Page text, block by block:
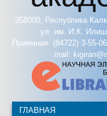
358000, Республика
ул. им. И.К.
Приемная: (84722) 3-55-
mail:
ГЛАВНАЯ